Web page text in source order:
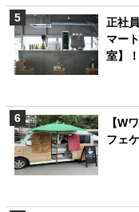
正社
マー
室】
【W
フェ